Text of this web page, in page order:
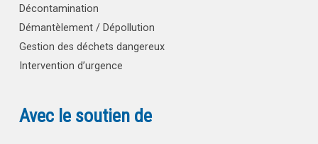
Décontamination
Démantèlement / Dépollution
Gestion des déchets dangereux
Intervention d’urgence
Avec le soutien de